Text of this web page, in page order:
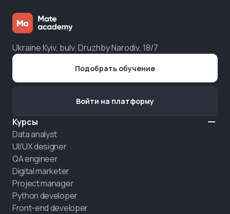
Ukraine Kyiv, bulv. Druzhby Narodiv, 18/7
Курсы
Data analyst
UI/UX designer
QA engineer
Digital marketer
Project manager
Python developer
Front-end developer
Подобрать обучение
Войти на платформу